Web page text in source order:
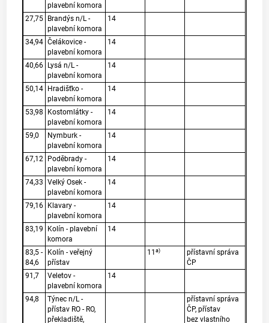
plavební komora
27,75 Brandýs n/L -
plavební komora
14
34,94 Čelákovice -
plavební komora
14
40,66 Lysá n/L -
plavební komora
14
50,14 Hradišťko -
plavební komora
14
53,98
Kostomlátky -
plavební komora
14
59,0
Nymburk -
plavební komora
14
67,12
Poděbrady -
plavební komora
14
74,33 Velký Osek -
plavební komora
14
79,16 Klavary -
plavební komora
14
83,19
Kolín - plavební
komora
14
83,5 -
84,6
Kolín - veřejný
přístav
11a)
přístavní správa
ČP
91,7
Veletov -
plavební komora
14
94,8
Týnec n/L -
přístav RO - RO,
překladiště,
přístavní správa
ČP, přístav
bez vlastního